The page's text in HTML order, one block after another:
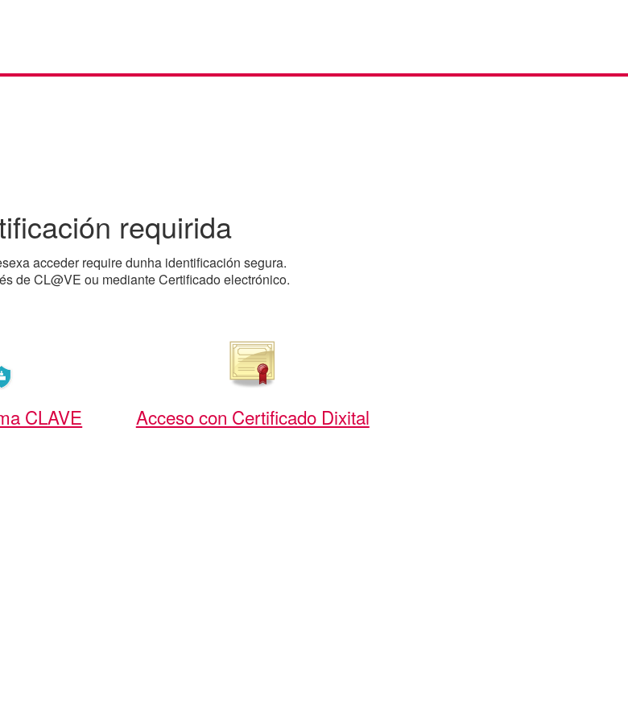
requirida
acceder require dunha identificación segura.
de CL@VE ou mediante Certificado electrónico.
CLAVE Acceso con Certificado Dixital